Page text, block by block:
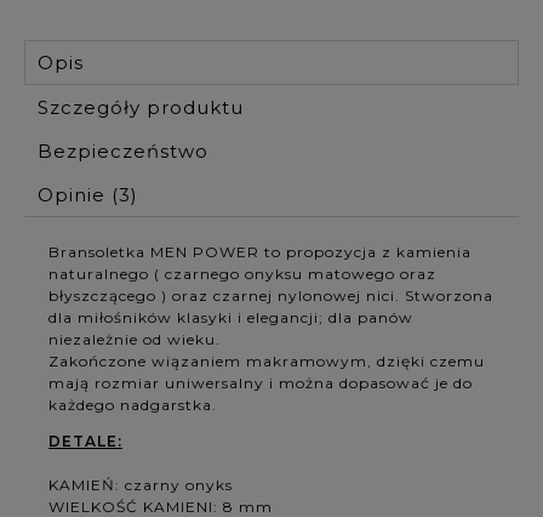
Opis
Szczegóły produktu
Bezpieczeństwo
Opinie (3)
Bransoletka MEN POWER to propozycja z kamienia
naturalnego ( czarnego onyksu matowego oraz
błyszczącego ) oraz czarnej nylonowej nici. Stworzona
dla miłośników klasyki i elegancji; dla panów
niezależnie od wieku.
Zakończone wiązaniem makramowym, dzięki czemu
mają rozmiar uniwersalny i można dopasować je do
każdego nadgarstka.
DETALE:
KAMIEŃ: czarny onyks
WIELKOŚĆ KAMIENI: 8 mm